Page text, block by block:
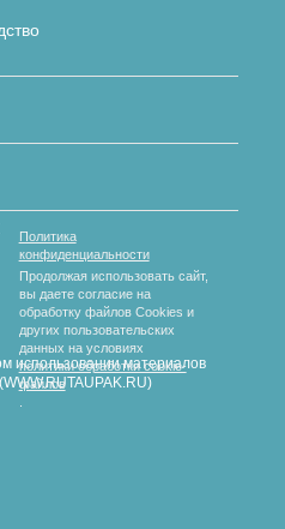
использовании материалов
Политика
конфиденциальности
Продолжая использовать сайт,
вы даете согласие на
обработку файлов Cookies и
других пользовательских
данных на условиях
политики обработки cookie-
файлов